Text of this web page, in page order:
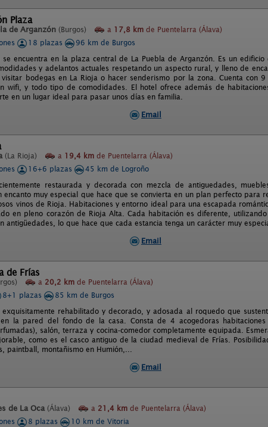
Plaza
de Arganzón (Burgos) a 17,8 km de Puentelarra (Álava)
18 plazas
96 km de Burgos
se encuentra en la plaza central de La Puebla de Arganzón. Es un
y adelantos actuales respetando un aspecto rural, y lleno de
bodegas en La Rioja o hacer senderismo por la zona. Cuenta con
wifi, y todo tipo de comodidades. El hotel ofrece además de
en un lugar ideal para pasar unos días en familia.
Email
(La Rioja) a 19,4 km de Puentelarra (Álava)
16+6 plazas
45 km de Logroño
restaurada y decorada con mezcla de antiguedades,
encanto muy especial que hace que se convierta en un plan perfecto para
vinos de Rioja. Habitaciones y entorno ideal para una escapada
en pleno corazón de Rioja Alta. Cada habitación es diferente,
antigüedades, lo que hace que cada estancia tenga un carácter muy
Email
de Frías
a 20,2 km de Puentelarra (Álava)
8+1 plazas
85 km de Burgos
rehabilitado y decorado, y adosada al roquedo que
la pared del fondo de la casa. Consta de 4 acogedoras
salón, terraza y cocina-comedor completamente equipada.
como es el casco antiguo de la ciudad medieval de Frías.
paintball, montañismo en Humión,...
Email
de La Oca (Álava) a 21,4 km de Puentelarra (Álava)
8 plazas
10 km de Vitoria